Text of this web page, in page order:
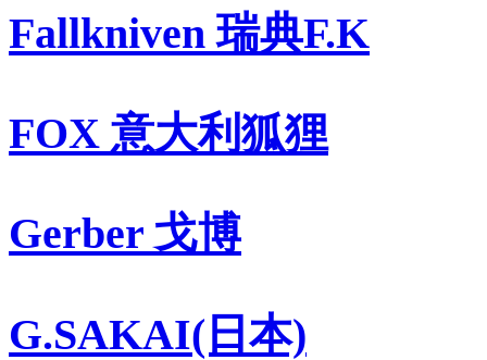
Fallkniven 瑞典F.K
FOX 意大利狐狸
Gerber 戈博
G.SAKAI(日本)